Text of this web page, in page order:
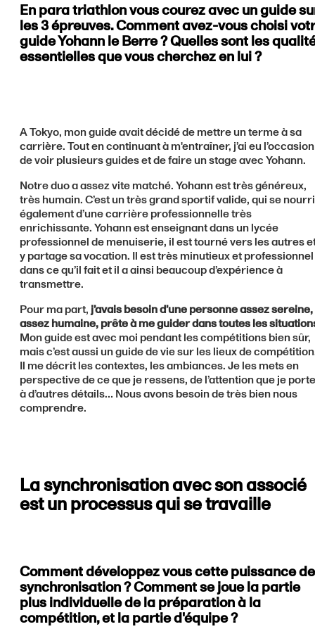
En para triathlon vous courez avec un guide
les 3 épreuves. Comment avez-vous choisi
guide Yohann le Berre? Quelles sont les
essentielles que vous cherchez en lui ?
A Tokyo, mon guide avait décidé de mettre un terme à sa
carrière. Tout en continuant à m'entraîner, j’ai eu l’occasion
de voir plusieurs guides et de faire un stage avec Yohann.
Notre duo a assez vite matché. Yohann est très généreux,
très humain. C’est un très grand sportif valide, qui se
également d’une carrière professionnelle très
enrichissante. Yohann est enseignant dans un lycée
professionnel de menuiserie, il est tourné vers les autres
y partage sa vocation. Il est très minutieux et professionnel
dans ce qu’il fait et il a ainsi beaucoup d’expérience à
transmettre.
Pour ma part,j’avais besoin d’une personne assez sereine,
assez humaine, prête à me guider dans toutes les
Mon guide est avec moi pendant les compétitions bien sûr,
mais c’est aussi un guide de vie sur les lieux de
Il me décrit les contextes, les ambiances. Je les mets en
perspective de ce que je ressens, de l’attention que je porte
à d’autres détails… Nous avons besoin de très bien nous
comprendre.
La synchronisation avec son associé
est un processus qui se travaille
Comment développez vous cette puissance de
synchronisation ? Comment se joue la partie
plus individuelle de la préparation à la
compétition, et la partie d'équipe ?